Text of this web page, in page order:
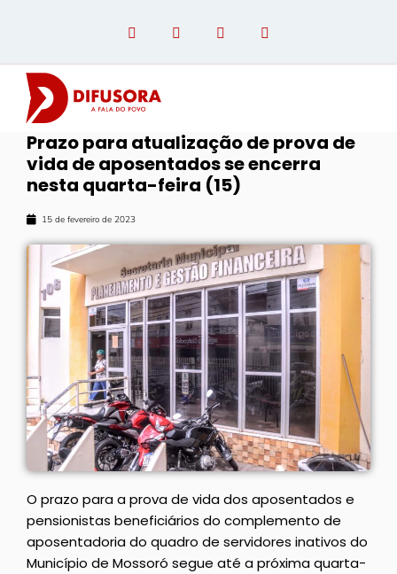
Prazo para atualização de prova de
vida de aposentados se encerra
nesta quarta-feira (15)
15 de fevereiro de 2023
O prazo para a prova de vida dos aposentados e
pensionistas beneficiários do complemento de
aposentadoria do quadro de servidores inativos do
Município de Mossoró segue até a próxima quarta-